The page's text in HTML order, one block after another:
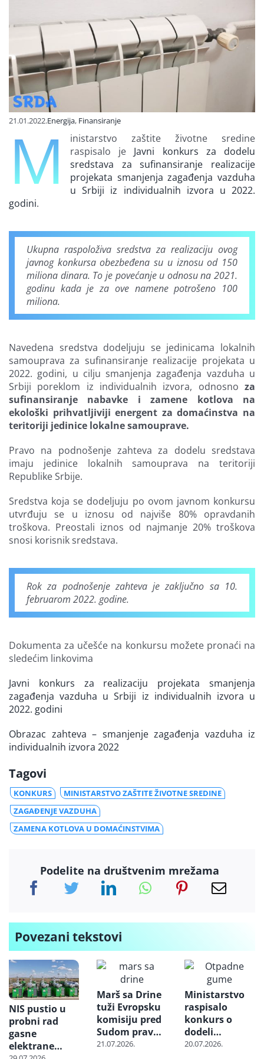
Finansiranje
O nama
21.01.2022.Energija, Finansiranje
M
inistarstvo zaštite životne sredine
raspisalo je Javni konkurs za dodelu
sredstava za sufinansiranje realizacije
projekata smanjenja zagađenja vazduha
u Srbiji iz individualnih izvora u 2022.
godini.
Ukupna raspoloživa sredstva za realizaciju ovog
javnog konkursa obezbeđena su u iznosu od 150
miliona dinara. To je povećanje u odnosu na 2021.
godinu kada je za ove namene potrošeno 100
miliona.
Navedena sredstva dodeljuju se jedinicama lokalnih
samouprava za sufinansiranje realizacije projekata u
2022. godini, u cilju smanjenja zagađenja vazduha u
Srbiji poreklom iz individualnih izvora, odnosno za
sufinansiranje nabavke i zamene kotlova na
ekološki prihvatljiviji energent za domaćinstva na
teritoriji jedinice lokalne samouprave.
Pravo na podnošenje zahteva za dodelu sredstava
imaju jedinice lokalnih samouprava na teritoriji
Republike Srbije.
Sredstva koja se dodeljuju po ovom javnom konkursu
utvrđuju se u iznosu od najviše 80% opravdanih
troškova. Preostali iznos od najmanje 20% troškova
snosi korisnik sredstava.
Rok za podnošenje zahteva je zaključno sa 10.
februarom 2022. godine.
Dokumenta za učešće na konkursu možete pronaći na
sledećim linkovima
Javni konkurs za realizaciju projekata smanjenja
zagađenja vazduha u Srbiji iz individualnih izvora u
2022. godini
Obrazac zahteva – smanjenje zagađenja vazduha iz
individualnih izvora 2022
Tagovi
KONKURS
MINISTARSTVO ZAŠTITE ŽIVOTNE SREDINE
ZAGAĐENJE VAZDUHA
ZAMENA KOTLOVA U DOMAĆINSTVIMA
Podelite na društvenim mrežama
Povezani tekstovi
NIS pustio u
probni rad
gasne
elektrane
Marš sa Drine
tuži Evropsku
komisiju pred
Sudom pravde
EU zbog
21.07.2026.
Ministarstvo
raspisalo
konkurs o
dodeli
podsticaja
20.07.2026.